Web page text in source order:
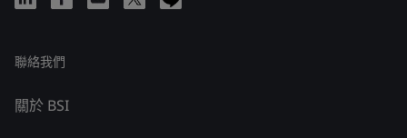
聯絡我們
關於 BSI